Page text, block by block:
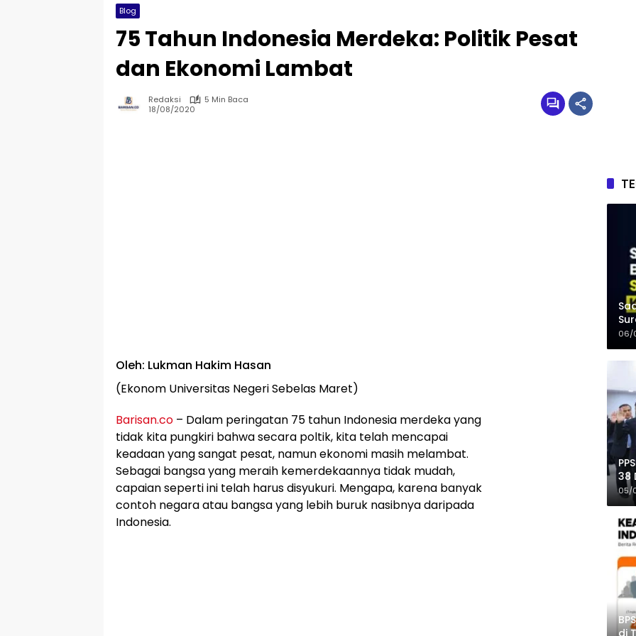
Blog
75 Tahun Indonesia Merdeka: Politik Pesat
dan Ekonomi Lambat
Redaksi
5 Min Baca
18/08/2020
Oleh: Lukman Hakim Hasan
(Ekonom Universitas Negeri Sebelas Maret)
Barisan.co – Dalam peringatan 75 tahun Indonesia merdeka yang
tidak kita pungkiri bahwa secara poltik, kita telah mencapai
keadaan yang sangat pesat, namun ekonomi masih melambat.
Sebagai bangsa yang meraih kemerdekaannya tidak mudah,
capaian seperti ini telah harus disyukuri. Mengapa, karena banyak
contoh negara atau bangsa yang lebih buruk nasibnya daripada
Indonesia.
06/
38
05/
di